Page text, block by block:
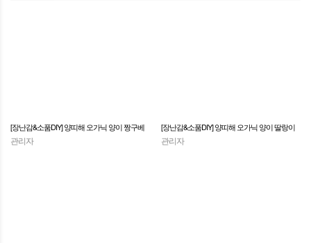
[장난감&소품DIY] 양띠해 오가닉 양이 짱구베
개 만들기
관리자
[장난감&소품DIY] 양띠해 오가닉 양이 딸랑이
만들기
관리자